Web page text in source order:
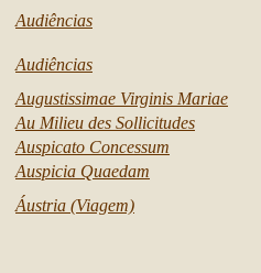
Audiências
Audiências
Augustissimae Virginis Mariae
Au Milieu des Sollicitudes
Auspicato Concessum
Auspicia Quaedam
Áustria (Viagem)